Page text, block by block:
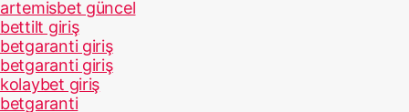
artemisbet güncel
bettilt giriş
betgaranti giriş
betgaranti giriş
kolaybet giriş
betgaranti